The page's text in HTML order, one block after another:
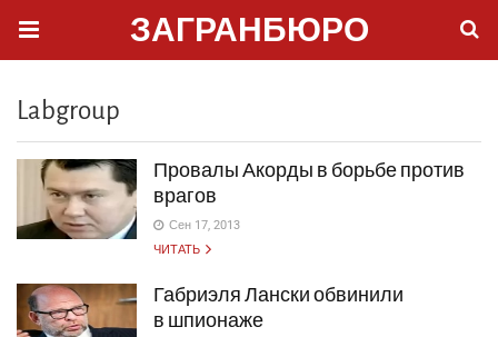
ЗАГРАНБЮРО
Labgroup
Провалы Акорды в борьбе против
врагов
Сен 17, 2013
ЧИТАТЬ
Габриэля Лански обвинили
в шпионаже